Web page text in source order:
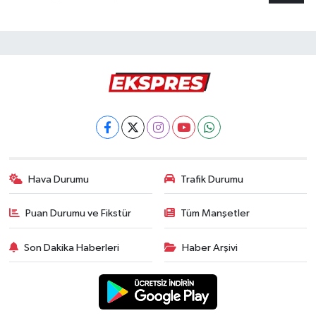
Hava Durumu Trafik Durumu
Puan Durumu ve Fikstür Tüm Manşetler
Son Dakika Haberleri Haber Arşivi